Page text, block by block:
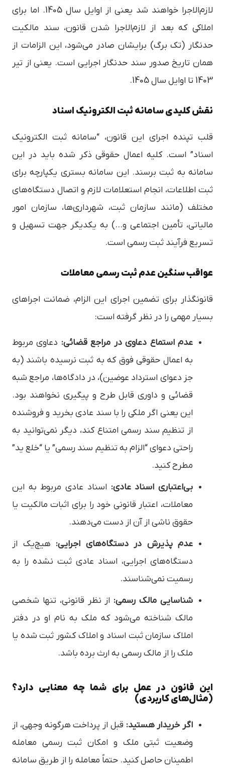
لازم‌الاجرا خواهند شد یعنی از اوایل سال 1405. اما برای
املاکی که بعد از لازم‌الاجرا شدن قانون، سند مالکیت
حدنگار (تک برگ) برایشان صادر می‌شود، این الزامات از
همان تاریخ صدور سند حدنگار اجرایی است. یعنی از تیر
1403 تا اوایل سال 1405.
نقش کلیدی سامانه ثبت الکترونیک اسناد
قلب تپنده اجرای این قانون، “سامانه ثبت الکترونیک
اسناد” است. کلیه اعمال حقوقی ذکر شده باید در این
سامانه به ثبت برسند. این سامانه بستری یکپارچه برای
ثبت اطلاعات، انجام استعلامات لازم و اتصال دستگاه‌های
مختلف (مانند سازمان ثبت، شهرداری‌ها، سازمان امور
مالیاتی، تأمین اجتماعی و…) به یکدیگر جهت تسهیل و
تسریع فرآیند ثبت رسمی است.
عواقب سنگین عدم ثبت رسمی معاملات
قانونگذار برای تضمین اجرای این الزام، ضمانت اجراهای
بسیار مهمی را در نظر گرفته است:
عدم استماع دعاوی در مراجع قضائی: دعاوی مربوط
به اعمال حقوقی فوق که به ثبت نرسیده باشند (به
جز دعوای استرداد عوضین)، در دادگاه‌ها، مراجع شبه
قضائی و داوری قابل طرح و پیگیری نخواهند بود.
این یعنی اگر ملکی را با سند عادی بخرید و فروشنده
از تنظیم سند رسمی امتناع کند، دیگر نمی‌توانید به
راحتی دعوای “الزام به تنظیم سند رسمی” یا “خلع ید”
مطرح کنید.
بی‌اعتباری اسناد عادی: اسناد عادی مربوط به این
معاملات، اعتبار قانونی خود را برای اثبات مالکیت یا
حقوق ناشی از آن از دست می‌دهند.
عدم پذیرش در دستگاه‌های اجرایی: هیچ‌یک از
دستگاه‌های اجرایی، اسناد عادی ثبت نشده را به
رسمیت نمی‌شناسند.
شناسایی مالک رسمی: از نظر قانونی، تنها شخصی
مالک شناخته می‌شود که ملک به نام او در دفتر
املاک سازمان ثبت اسناد و املاک کشور ثبت شده یا
ملک را از مالک رسمی به ارث برده باشد.
این قانون در عمل برای شما چه معنایی دارد؟
(مثال‌های کاربردی)
اگر خریدار هستید: قبل از پرداخت هرگونه وجهی، از
وضعیت ثبتی ملک و امکان ثبت رسمی معامله
اطمینان حاصل کنید. حتماً معامله را از طریق سامانه